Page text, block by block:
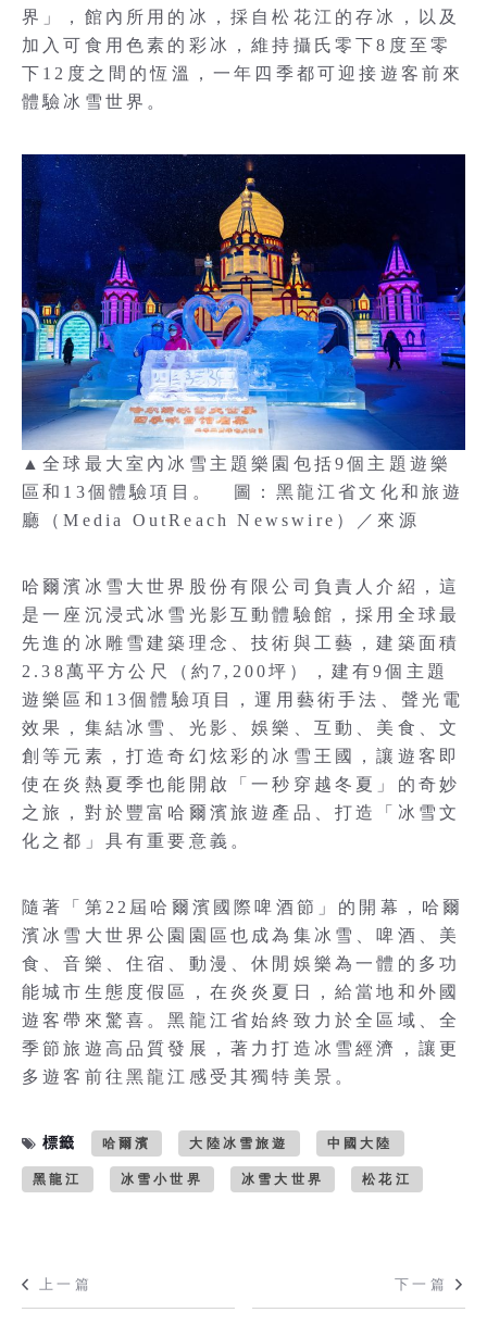
界」，館內所用的冰，採自松花江的存冰，以及
加入可食用色素的彩冰，維持攝氏零下8度至零
下12度之間的恆溫，一年四季都可迎接遊客前來
體驗冰雪世界。
▲全球最大室內冰雪主題樂園包括9個主題遊樂
區和13個體驗項目。 圖：黑龍江省文化和旅遊
廳（Media OutReach Newswire）／來源
哈爾濱冰雪大世界股份有限公司負責人介紹，這
是一座沉浸式冰雪光影互動體驗館，採用全球最
先進的冰雕雪建築理念、技術與工藝，建築面積
2.38萬平方公尺（約7,200坪），建有9個主題
遊樂區和13個體驗項目，運用藝術手法、聲光電
效果，集結冰雪、光影、娛樂、互動、美食、文
創等元素，打造奇幻炫彩的冰雪王國，讓遊客即
使在炎熱夏季也能開啟「一秒穿越冬夏」的奇妙
之旅，對於豐富哈爾濱旅遊產品、打造「冰雪文
化之都」具有重要意義。
隨著「第22屆哈爾濱國際啤酒節」的開幕，哈爾
濱冰雪大世界公園園區也成為集冰雪、啤酒、美
食、音樂、住宿、動漫、休閒娛樂為一體的多功
能城市生態度假區，在炎炎夏日，給當地和外國
遊客帶來驚喜。黑龍江省始終致力於全區域、全
季節旅遊高品質發展，著力打造冰雪經濟，讓更
多遊客前往黑龍江感受其獨特美景。
標籤 哈爾濱 大陸冰雪旅遊 中國大陸
黑龍江 冰雪小世界 冰雪大世界 松花江
上一篇 下一篇